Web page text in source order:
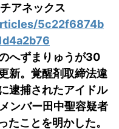
！！」と
、水着姿
た。 ...
縄でロケを敢行
本作撮影にあた
て8キロ（痩せ
た）。デビュー
時の体重まで ...
アネックス
5c22f6874b
へずまりゅうが30
新。覚醒剤取締法違
逮捕されたアイドル
ンバー田中聖容疑者
たことを明かした。